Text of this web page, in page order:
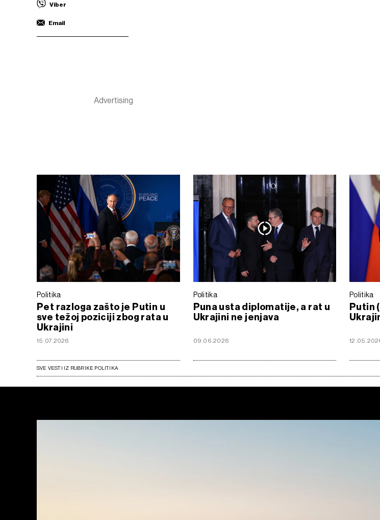
Viber
Email
Politika
Pet razloga zašto je Putin u
sve težoj poziciji zbog rata u
Ukrajini
15.07.2026
Politika
Puna usta diplomatije, a rat u
Ukrajini ne jenjava
09.06.2026
Politika
Putin
SVE VESTI IZ RUBRIKE POLITIKA